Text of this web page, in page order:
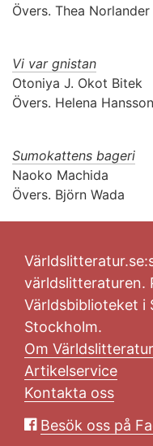
Övers. Thea Norlander
Vi var gnistan
Otoniya J. Okot Bitek
Övers. Helena Hansson
Sumokattens bageri
Naoko Machida
Övers. Björn Wada
världslitteraturen.
Världsbiblioteket i
Stockholm.
Om
Artikelservice
Kontakta oss
Besök oss på